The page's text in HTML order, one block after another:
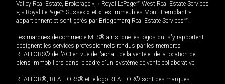
Valley Real Estate, Brokerage », « Royal LePageMD West Real Estate Services
», « Royal LePageMD Sussex », et « Les immeubles Mont-Tremblant »
appartiennent et sont gérés par Bridgemarq Real Estate ServicesMD.
Les marques de commerce MLS® ainsi que les logos qui s'y rapportent
désignent les services professionnels rendus par les membres
REALTORS® de l'ACI en vue de l'achat, de la vente et de la location de
biens immobiliers dans le cadre d'un système de vente collaborative.
REALTOR®, REALTORS® et le logo REALTOR® sont des marques